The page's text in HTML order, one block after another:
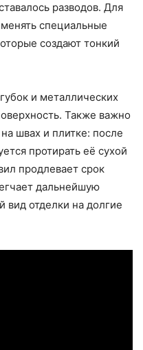
разводов. Для
специальные
создают тонкий
и металлических
Также важно
швах и плитке: после
протирать её сухой
продлевает срок
дальнейшую
вид отделки на долгие